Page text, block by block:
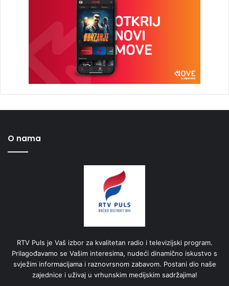
O nama
RTV Puls je Vaš izbor za kvalitetan radio i televizijski program.
Prilagođavamo se Vašim interesima, nudeći dinamično iskustvo s
svježim informacijama i raznovrsnom zabavom. Postani dio naše
zajednice i uživaj u vrhunskim medijskim sadržajima!